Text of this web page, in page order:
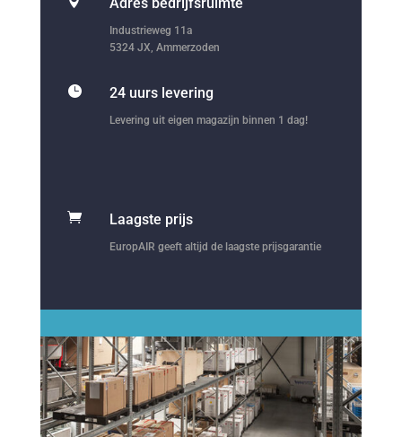
Industrieweg 11a
5324 JX, Ammerzoden
 24 uurs levering
Levering uit eigen magazijn binnen 1 dag!
 Laagste prijs
EuropAIR geeft altijd de laagste prijsgarantie